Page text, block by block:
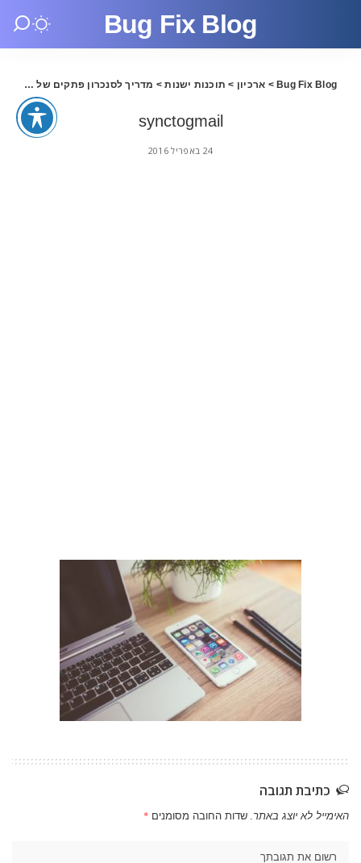
Bug Fix Blog
Bug Fix Blog
> ארכיון > תוכנות ישנות> מדריך לסנכרון פתקים של IOS9 לחשבון Gmail
synctogmail
24 באפריל 2016
כתיבת תגובה
האימייל לא יוצג באתר. שדות החובה מסומנים *